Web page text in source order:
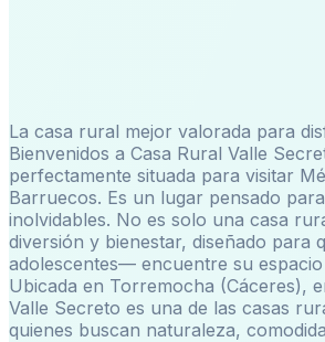
La casa rural mejor valorada para
Bienvenidos a Casa Rural Valle
perfectamente situada para visitar
Barruecos. Es un lugar pensado
inolvidables. No es solo una casa
diversión y bienestar, diseñado
adolescentes— encuentre su
Ubicada en Torremocha (Cáceres),
Valle Secreto es una de las casas
quienes buscan naturaleza,